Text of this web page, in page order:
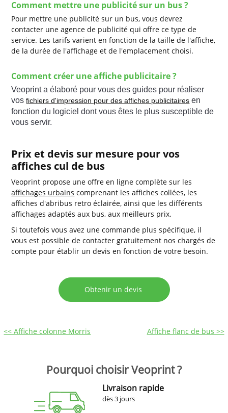
Comment mettre une publicité sur un bus ?
Pour mettre une publicité sur un bus, vous devrez
contacter une agence de publicité qui offre ce type de
service. Les tarifs varient en fonction de la taille de l'affiche,
de la durée de l'affichage et de l'emplacement choisi.
Comment créer une affiche publicitaire ?
Veoprint a élaboré pour vous des guides pour réaliser
vos fichiers d'impression pour des affiches publicitaires en
fonction du logiciel dont vous êtes le plus susceptible de
vous servir.
Prix et devis sur mesure pour vos
affiches cul de bus
Veoprint propose une offre en ligne complète sur les
affichages urbains comprenant les affiches collées, les
affiches d'abribus retro éclairée, ainsi que les différents
affichages adaptés aux bus, aux meilleurs prix.
Si toutefois vous avez une commande plus spécifique, il
vous est possible de contacter gratuitement nos chargés de
compte pour établir un devis en fonction de votre besoin.
Obtenir un devis
<< Affiche colonne Morris Affiche flanc de bus >>
Pourquoi choisir Veoprint ?
Livraison rapide
dès 3 jours